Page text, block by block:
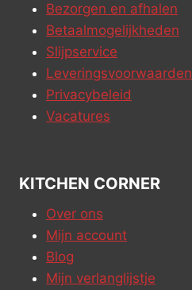
Bezorgen en afhalen
Betaalmogelijkheden
Slijpservice
Leveringsvoorwaarden
Privacybeleid
Vacatures
KITCHEN CORNER
Over ons
Mijn account
Blog
Mijn verlanglijstje